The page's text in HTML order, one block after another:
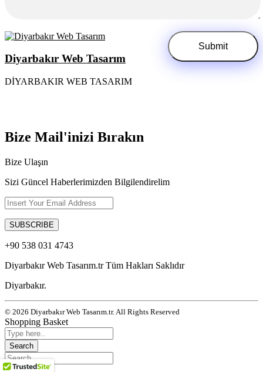
Diyarbakır Web Tasarım
DİYARBAKIR WEB TASARIM
Bize Mail'inizi Bırakın
Bize Ulaşın
Sizi Güncel Haberlerimizden Bilgilendirelim
+90 538 031 4743
Diyarbakır Web Tasarım.tr Tüm Hakları Saklıdır
Diyarbakır.
© 2026 Diyarbakır Web Tasarım.tr. All Rights Reserved
Shopping Basket